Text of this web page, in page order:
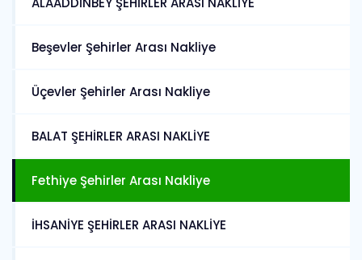
Beşevler Şehirler Arası Nakliye
Üçevler Şehirler Arası Nakliye
BALAT ŞEHİRLER ARASI NAKLİYE
Fethiye Şehirler Arası Nakliye
İHSANİYE ŞEHİRLER ARASI NAKLİYE